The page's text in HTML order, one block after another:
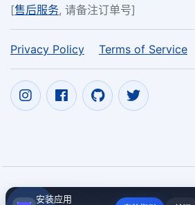
[售后服务, 请备注订单号]
Privacy Policy Terms of Service
Copyright ©外贸经验积累2017~2026
安装应用